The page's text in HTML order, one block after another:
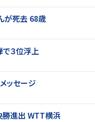
が死去 68歳
３位浮上
ッセージ
進出 WTT横浜